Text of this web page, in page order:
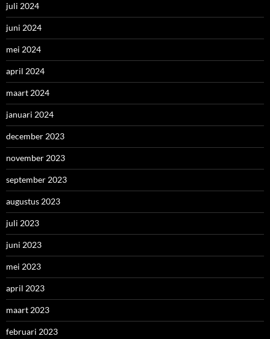
juli 2024
juni 2024
mei 2024
april 2024
maart 2024
januari 2024
december 2023
november 2023
september 2023
augustus 2023
juli 2023
juni 2023
mei 2023
april 2023
maart 2023
februari 2023